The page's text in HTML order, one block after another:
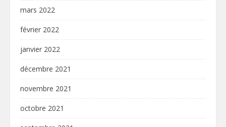
mars 2022
février 2022
janvier 2022
décembre 2021
novembre 2021
octobre 2021